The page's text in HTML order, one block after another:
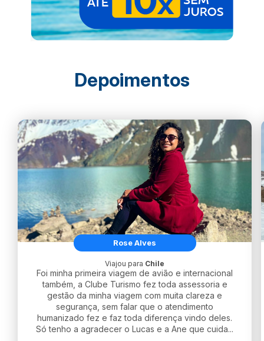
Depoimentos
Rose Alves
Viajou para Chile
Foi minha primeira viagem de avião e internacional
também, a Clube Turismo fez toda assessoria e
gestão da minha viagem com muita clareza e
segurança, sem falar que o atendimento
humanizado fez e faz toda diferença vindo deles.
Só tenho a agradecer o Lucas e a Ane que cuida...